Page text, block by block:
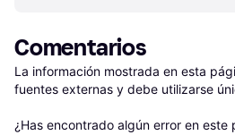
Comentarios
La información mostrada en esta
fuentes externas y debe utilizarse
¿Has encontrado algún error en este